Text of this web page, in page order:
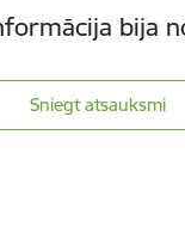
bija
Sniegt atsauksmi